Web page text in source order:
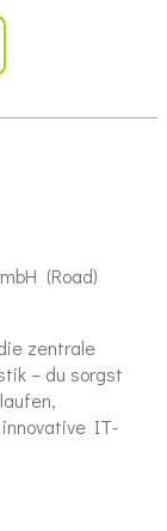
(Road)
zentrale
– du sorgst
IT-